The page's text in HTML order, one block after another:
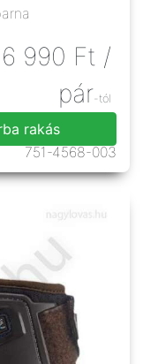
990 Ft /
pár-tól
rakás
751-4568-003